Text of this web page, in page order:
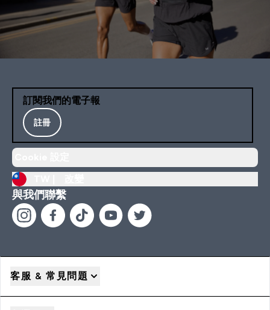
訂閱我們的電子報
註冊
與我們聯繫
客服 & 常見問題